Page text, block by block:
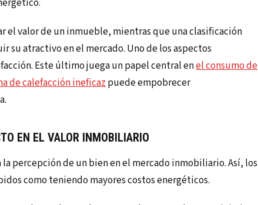
el valor de un inmueble, mientras que una clasificación
su atractivo en el mercado. Uno de los aspectos
Este último juega un papel central enel consumo de
de calefacción ineficaz puede empobrecer
EN EL VALOR INMOBILIARIO
percepción de un bien en el mercado inmobiliario. Así, los
como teniendo mayores costos energéticos.